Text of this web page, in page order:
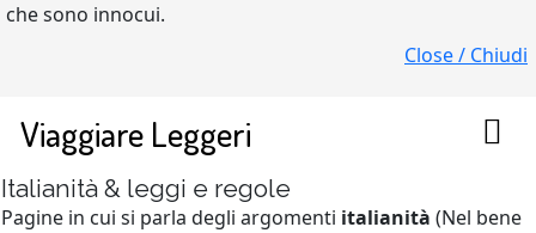
che sono innocui.
Close / Chiudi
Viaggiare Leggeri
Italianità & leggi e regole
Pagine in cui si parla degli argomenti italianità (Nel bene